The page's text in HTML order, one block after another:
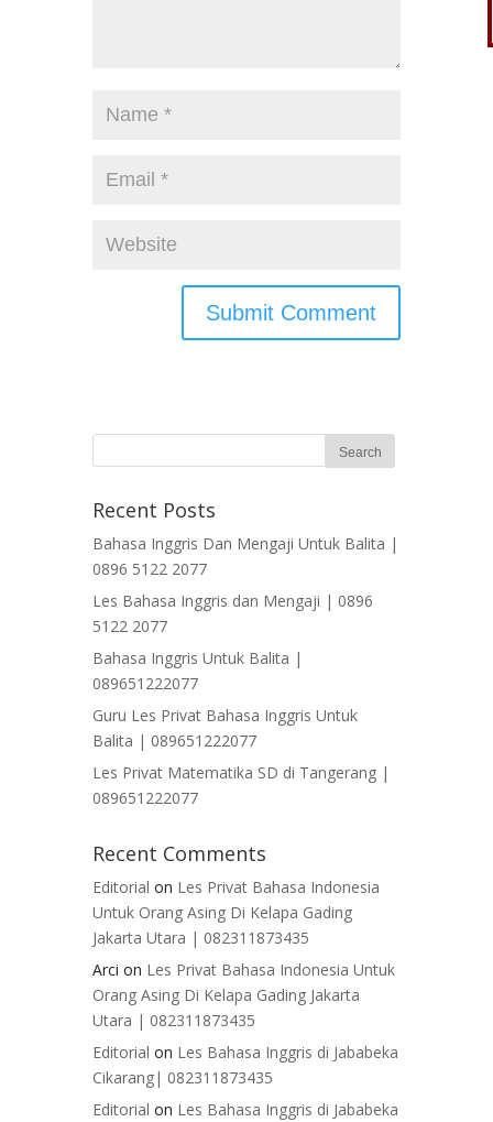
Recent Posts
Bahasa Inggris Dan Mengaji Untuk Balita |
0896 5122 2077
Les Bahasa Inggris dan Mengaji | 0896
5122 2077
Bahasa Inggris Untuk Balita |
089651222077
Guru Les Privat Bahasa Inggris Untuk
Balita | 089651222077
Les Privat Matematika SD di Tangerang |
089651222077
Recent Comments
Editorial on Les Privat Bahasa Indonesia
Untuk Orang Asing Di Kelapa Gading
Jakarta Utara | 082311873435
Arci on Les Privat Bahasa Indonesia Untuk
Orang Asing Di Kelapa Gading Jakarta
Utara | 082311873435
Editorial on Les Bahasa Inggris di Jababeka
Cikarang| 082311873435
Editorial on Les Bahasa Inggris di Jababeka